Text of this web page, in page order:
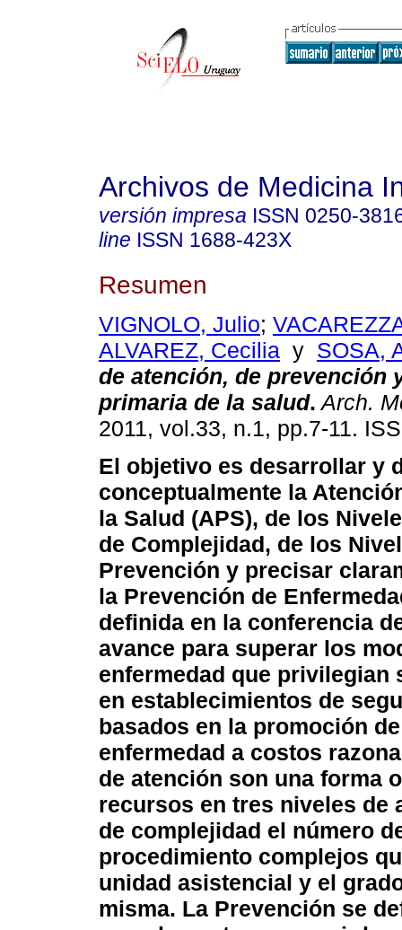
Archivos de Medicina
versión impresa ISSN 0250-
line ISSN 1688-423X
Resumen
VIGNOLO, Julio;
ALVAREZ, Cecilia y SOSA,
de atención, de prevención
primaria de la salud. Arch.
2011, vol.33, n.1, pp.7-11.
El objetivo es desarrollar y
conceptualmente la
la Salud (APS), de los
de Complejidad, de los
Prevención y precisar
la Prevención de
definida en la conferencia
avance para superar los
enfermedad que
en establecimientos de
basados en la promoción
enfermedad a costos
de atención son una forma
recursos en tres niveles de
de complejidad el número
procedimiento complejos
unidad asistencial y el
misma. La Prevención se